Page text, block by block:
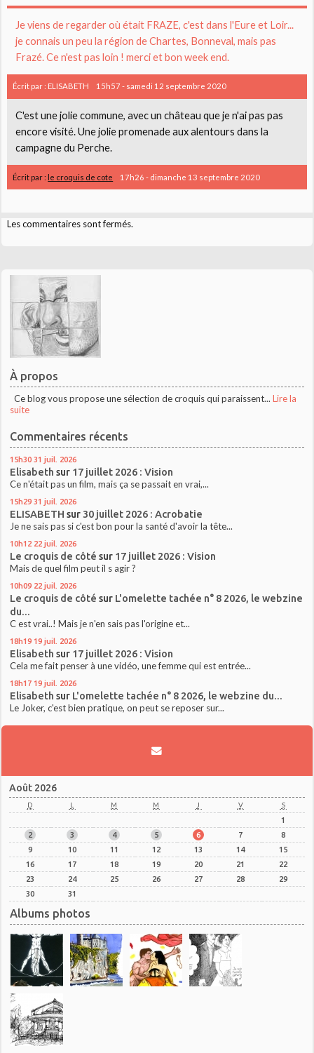
Je viens de regarder où était FRAZE, c'est dans l'Eure et Loir...
je connais un peu la région de Chartes, Bonneval, mais pas
Frazé. Ce n'est pas loin ! merci et bon week end.
Écrit par : ELISABETH 15h57 - samedi 12 septembre 2020
C'est une jolie commune, avec un château que je n'ai pas pas
encore visité. Une jolie promenade aux alentours dans la
campagne du Perche.
Écrit par :le croquis de cote 17h26 - dimanche 13 septembre 2020
Les commentaires sont fermés.
À propos
Ce blog vous propose une sélection de croquis qui paraissent... Lire la
suite
Commentaires récents
15h30 31 juil. 2026
Elisabeth sur 17 juillet 2026 : Vision
Ce n'était pas un film, mais ça se passait en vrai,...
15h29 31 juil. 2026
ELISABETH sur 30 juillet 2026 : Acrobatie
Je ne sais pas si c'est bon pour la santé d'avoir la tête...
10h12 22 juil. 2026
Le croquis de côté sur 17 juillet 2026 : Vision
Mais de quel film peut il s agir ?
10h09 22 juil. 2026
Le croquis de côté sur L'omelette tachée n° 8 2026, le webzine
du...
C est vrai..! Mais je n'en sais pas l'origine et...
18h19 19 juil. 2026
Elisabeth sur 17 juillet 2026 : Vision
Cela me fait penser à une vidéo, une femme qui est entrée...
18h17 19 juil. 2026
Elisabeth sur L'omelette tachée n° 8 2026, le webzine du...
Le Joker, c'est bien pratique, on peut se reposer sur...
Août 2026
D L M M J V S
1
2
3 4 5 6 7
8
9
10 11 12 13 14
15
16
17 18 19 20 21
22
23
24 25 26 27 28
29
30
31
Albums photos